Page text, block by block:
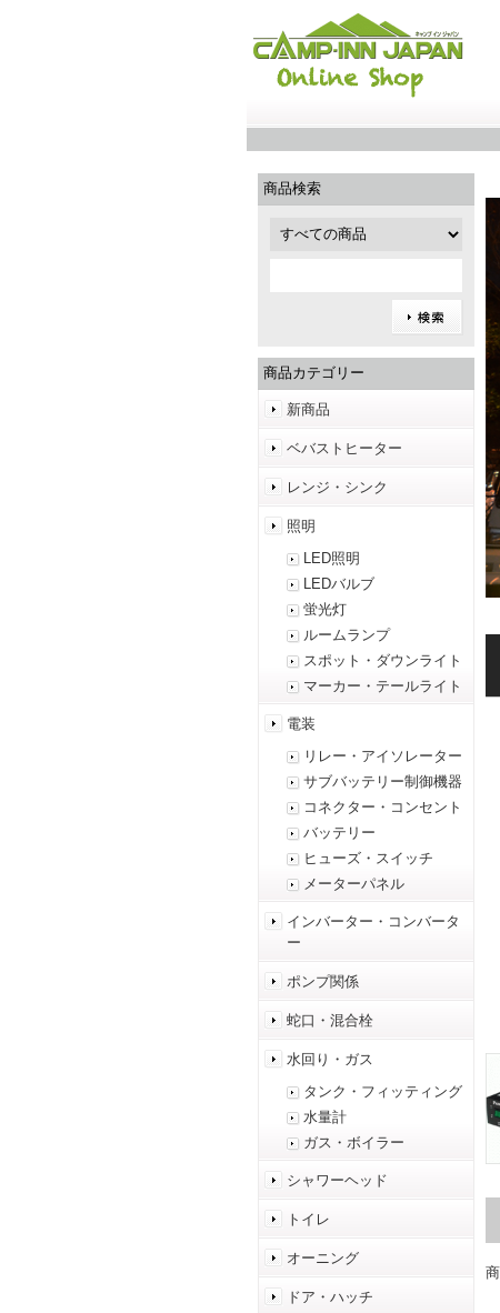
商品検索
商品カテゴリー
新商品
ベバストヒーター
レンジ・シンク
照明
LED照明
LEDバルブ
蛍光灯
ルームランプ
スポット・ダウンライト
マーカー・テールライト
電装
リレー・アイソレーター
サブバッテリー制御機器
コネクター・コンセント
バッテリー
ヒューズ・スイッチ
メーターパネル
インバーター・コンバータ
ー
ポンプ関係
蛇口・混合栓
水回り・ガス
タンク・フィッティング
水量計
ガス・ボイラー
シャワーヘッド
トイレ
オーニング
ドア・ハッチ